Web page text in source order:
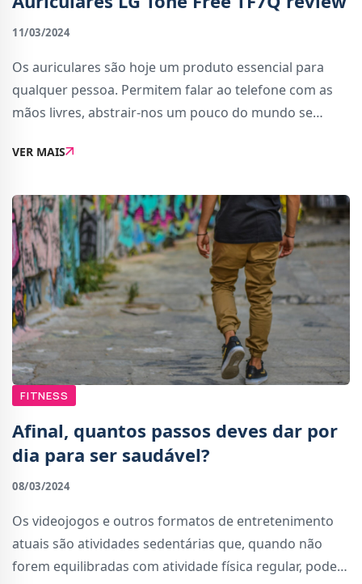
11/03/2024
Os auriculares são hoje um produto essencial para
qualquer pessoa. Permitem falar ao telefone com as
mãos livres, abstrair-nos um pouco do mundo se
músicas e podcasts favoritos. Acho que é fácil
VER MAIS
FITNESS
Afinal, quantos passos deves dar por
dia para ser saudável?
08/03/2024
Os videojogos e outros formatos de entretenimento
atuais são atividades sedentárias que, quando não
forem equilibradas com atividade física regular, podem